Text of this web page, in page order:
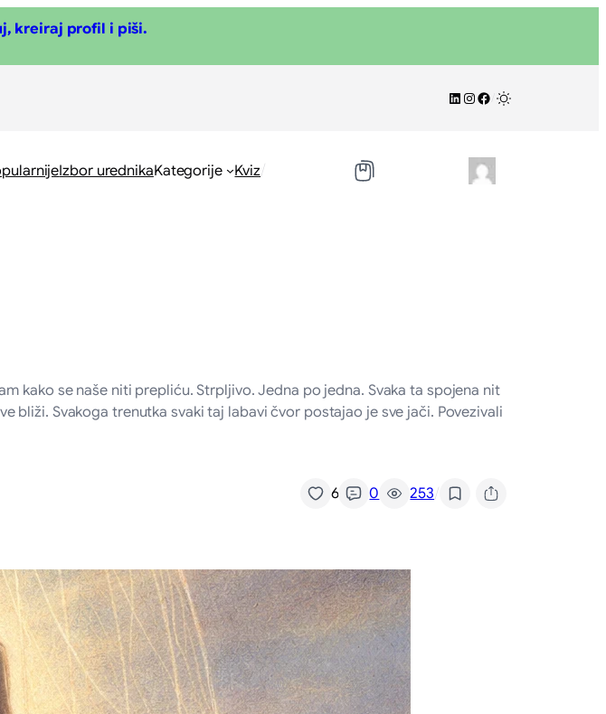
kreiraj profil i piši.
LinkedIn
Instagram
Facebook
Izbor urednikaKategorije Kviz/
kako se naše niti prepliću. Strpljivo. Jedna po jedna. Svaka ta spojena nit
bliži. Svakoga trenutka svaki taj labavi čvor postajao je sve jači. Povezivali
6 0 253/